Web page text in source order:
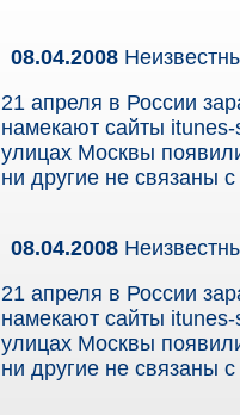
08.04.2008
21 апреля в России
намекают сайты
улицах Москвы
ни другие не связаны
08.04.2008
21 апреля в России
намекают сайты
улицах Москвы
ни другие не связаны